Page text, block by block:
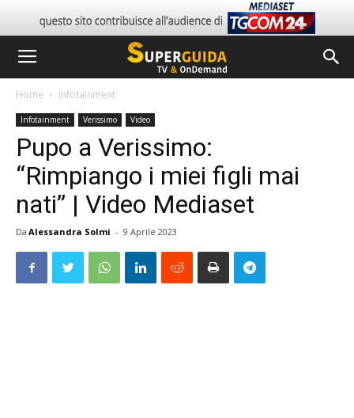
Home Infotainment
Infotainment Verissimo Video
Pupo a Verissimo:
“Rimpiango i miei figli mai
nati” | Video Mediaset
Da Alessandra Solmi - 9 Aprile 2023